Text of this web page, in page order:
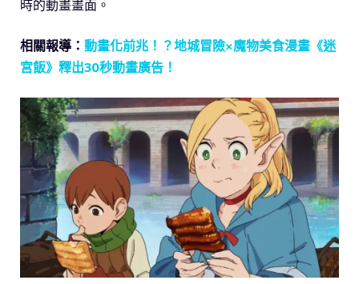
時的動畫畫面。
相關報導： 動畫化前兆！？地城冒險×魔物美食漫畫《迷
宮飯》釋出30秒動畫廣告！